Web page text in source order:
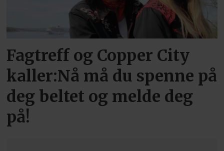
Fagtreff og Copper City
kaller:Nå må du spenne på
deg beltet og melde deg
på!